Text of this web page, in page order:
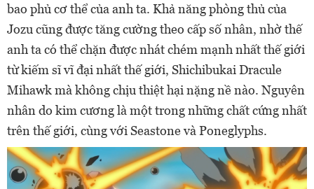
bao phủ cơ thể của anh ta. Khả năng phòng thủ của
Jozu cũng được tăng cường theo cấp số nhân, nhờ thế
anh ta có thể chặn được nhát chém mạnh nhất thế giới
từ kiếm sĩ vĩ đại nhất thế giới, Shichibukai Dracule
Mihawk mà không chịu thiệt hại nặng nề nào. Nguyên
nhân do kim cương là một trong những chất cứng nhất
trên thế giới, cùng với Seastone và Poneglyphs.